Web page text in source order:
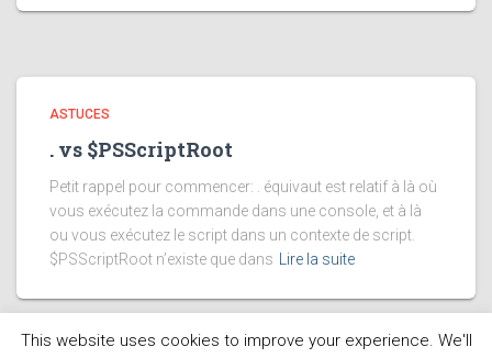
ASTUCES
. vs $PSScriptRoot
Petit rappel pour commencer: . équivaut est relatif à là où
vous exécutez la commande dans une console, et à là
ou vous exécutez le script dans un contexte de script.
$PSScriptRoot n’existe que dans
Lire la suite
This website uses cookies to improve your experience. We'll